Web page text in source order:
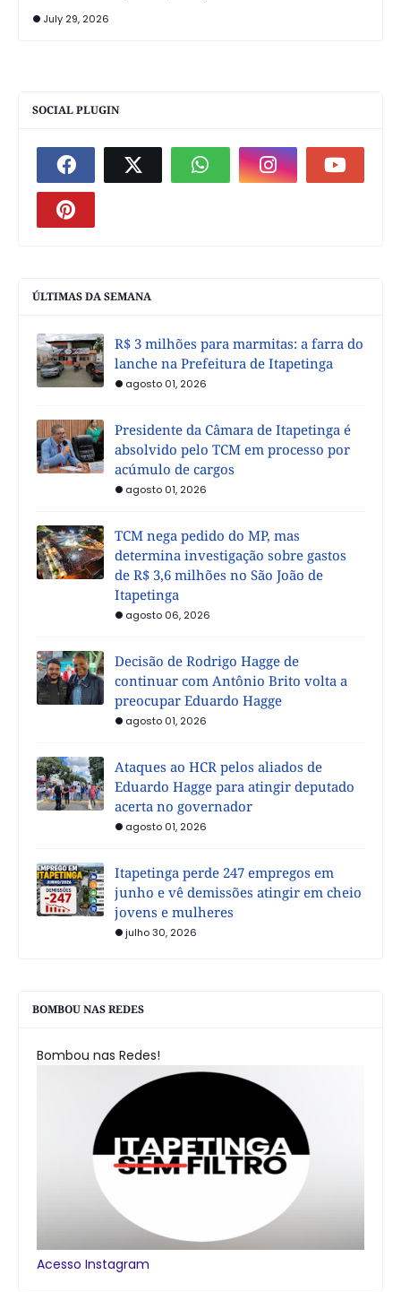
July 29, 2026
SOCIAL PLUGIN
ÚLTIMAS DA SEMANA
R$ 3 milhões para marmitas: a farra do
lanche na Prefeitura de Itapetinga
agosto 01, 2026
Presidente da Câmara de Itapetinga é
absolvido pelo TCM em processo por
acúmulo de cargos
agosto 01, 2026
TCM nega pedido do MP, mas
determina investigação sobre gastos
de R$ 3,6 milhões no São João de
Itapetinga
agosto 06, 2026
Decisão de Rodrigo Hagge de
continuar com Antônio Brito volta a
preocupar Eduardo Hagge
agosto 01, 2026
Ataques ao HCR pelos aliados de
Eduardo Hagge para atingir deputado
acerta no governador
agosto 01, 2026
Itapetinga perde 247 empregos em
junho e vê demissões atingir em cheio
jovens e mulheres
julho 30, 2026
BOMBOU NAS REDES
Bombou nas Redes!
Acesso Instagram